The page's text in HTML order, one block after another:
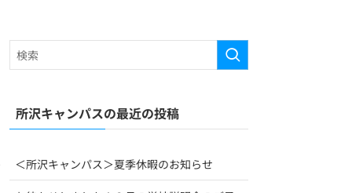
所沢キャンパスの最近の投稿
＜所沢キャンパス＞夏季休暇のお知らせ